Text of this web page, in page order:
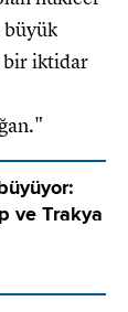
büyük
bir iktidar
ve Trakya